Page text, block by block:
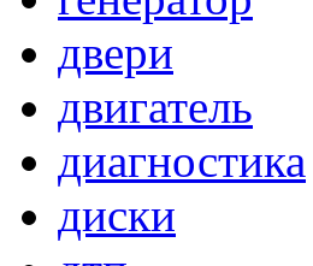
двери
двигатель
диагностика
диски